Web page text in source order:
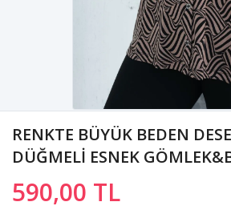
RENKTE BÜYÜK BEDEN
DÜĞMELİ ESNEK
590,00 TL